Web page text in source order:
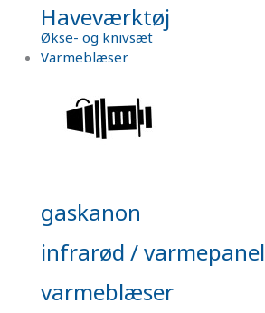
Haveværktøj
Økse- og knivsæt
Varmeblæser
gaskanon
infrarød / varmepanel
varmeblæser